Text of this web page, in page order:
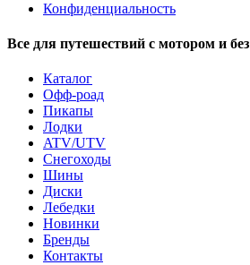
Конфиденциальность
Все для путешествий с мотором и без
Каталог
Офф-роад
Пикапы
Лодки
ATV/UTV
Снегоходы
Шины
Диски
Лебедки
Новинки
Бренды
Контакты